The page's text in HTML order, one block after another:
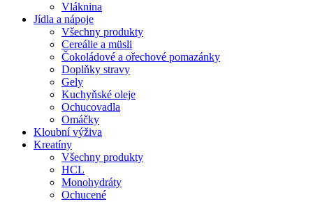
Vláknina
Jídla a nápoje
Všechny produkty
Cereálie a müsli
Čokoládové a ořechové pomazánky
Doplňky stravy
Gely
Kuchyňské oleje
Ochucovadla
Omáčky
Kloubní výživa
Kreatíny
Všechny produkty
HCL
Monohydráty
Ochucené